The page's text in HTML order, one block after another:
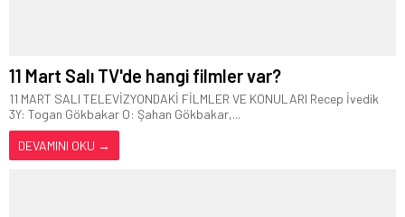
11 Mart Salı TV'de hangi filmler var?
11 MART SALI TELEVİZYONDAKİ FİLMLER VE KONULARI Recep İvedik
3Y: Togan Gökbakar O: Şahan Gökbakar,...
DEVAMINI OKU →